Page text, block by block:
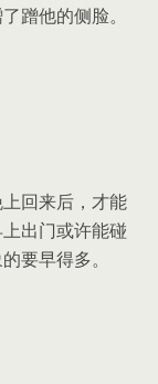
蹭他的侧脸。
回来后，才能
出门或许能碰
要早得多。